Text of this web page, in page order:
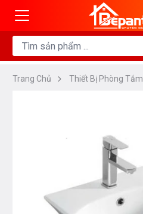
Trang Chủ Thiết Bị Phòng Tắm